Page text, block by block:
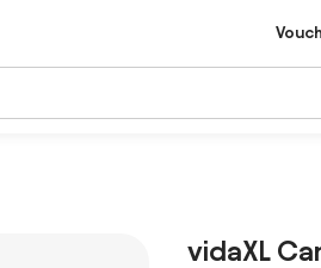
vidaXL